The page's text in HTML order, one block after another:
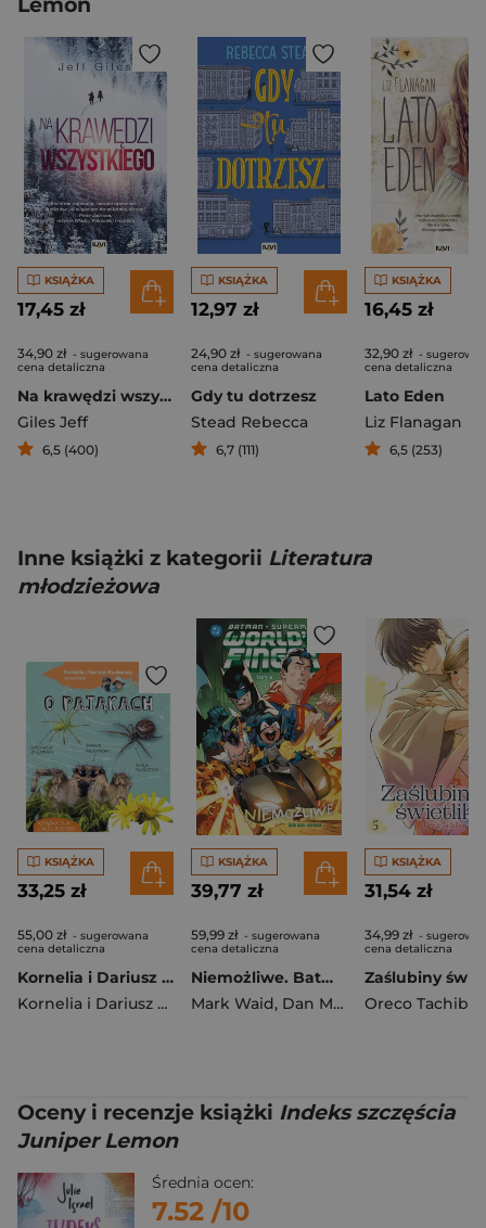
KSIĄŻKA
17,45 zł
34,90 zł - sugerowana
cena detaliczna
Na krawędzi wszystkiego
Giles Jeff
6,5 (400)
KSIĄŻKA
12,97 zł
24,90 zł - sugerowana
cena detaliczna
Gdy tu dotrzesz
Stead Rebecca
6,7 (111)
KSIĄŻKA
16,45 zł
32,90 zł -
cena detaliczna
Lato Eden
Liz Flanagan
6,5 (253)
Inne książki z kategorii Literatura
młodzieżowa
KSIĄŻKA
33,25 zł
55,00 zł - sugerowana
cena detaliczna
Kornelia i Dariusz Kucharscy opowiadają o pająkach
Kornelia i Dariusz Kucharscy
KSIĄŻKA
39,77 zł
59,99 zł - sugerowana
cena detaliczna
Niemożliwe. Batman/Superman. World's Finest. Tom 6
Mark Waid, Dan Mora
KSIĄŻKA
31,54 zł
34,99 zł -
cena detaliczna
Oreco
Oceny i recenzje książki Indeks szczęścia
Juniper Lemon
Średnia ocen:
7.52 /10